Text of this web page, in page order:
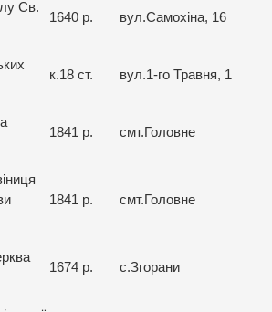
Св.
1640 р. вул.Самохіна, 16
к.18 ст. вул.1-го Травня, 1
1841 р. смт.Головне
1841 р. смт.Головне
1674 р. с.Згорани